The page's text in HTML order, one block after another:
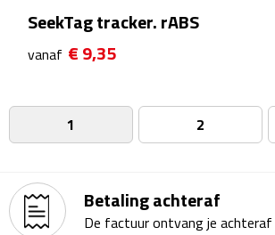
Badjassen
Handdoeken
Washandjes
SeekTag tracker. rABS
vanaf € 9,35
1 2
Betaling achteraf
De factuur ontvang je achteraf